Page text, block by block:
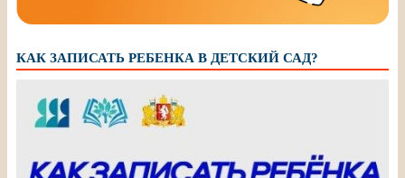
КАК ЗАПИСАТЬ РЕБЕНКА В ДЕТСКИЙ САД?